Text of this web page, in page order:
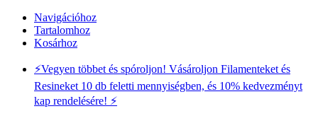
Navigációhoz
Tartalomhoz
Kosárhoz
⚡️Vegyen többet és spóroljon! Vásároljon Filamenteket és
Resineket 10 db feletti mennyiségben, és 10% kedvezményt
kap rendelésére! ⚡️